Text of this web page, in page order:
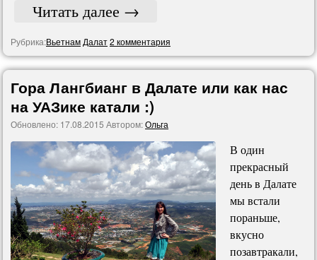
Читать далее →
Рубрика:Вьетнам Далат2 комментария
Гора Лангбианг в Далате или как нас
на УАЗике катали :)
Обновлено: 17.08.2015 Автором:Ольга
В один
прекрасный
день в Далате
мы встали
пораньше,
вкусно
позавтракали,